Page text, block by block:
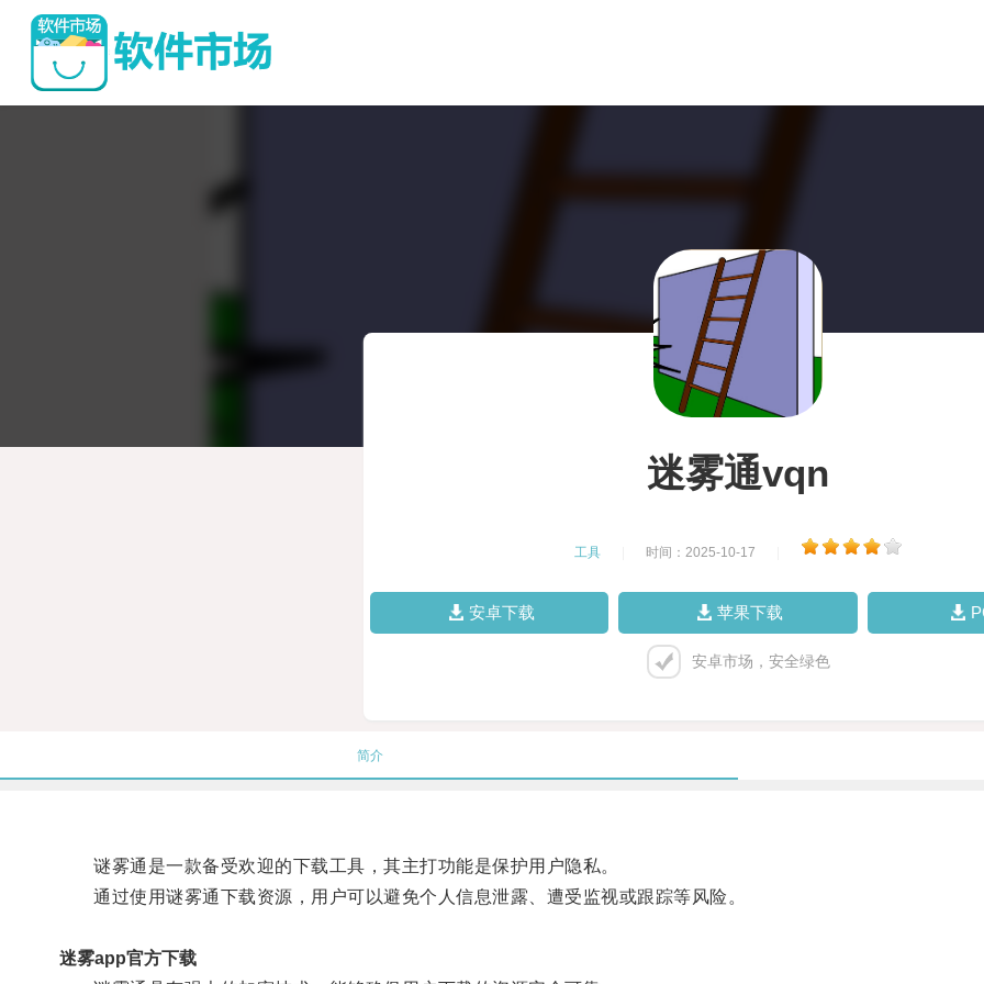
迷雾通vqn
工具 时间：2025-10-17
安卓下载 苹果下载
安卓市场，安全绿色
简介
谜雾通是一款备受欢迎的下载工具，其主打功能是保护用户隐私。
通过使用谜雾通下载资源，用户可以避免个人信息泄露、遭受监视或跟踪等风险。
迷雾app官方下载